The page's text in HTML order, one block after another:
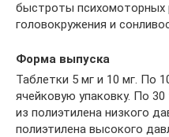
быстроты психомоторных
головокружения и
Форма выпуска
Таблетки 5 мг и 10 мг. По
ячейковую упаковку. По
из полиэтилена низкого
полиэтилена высокого